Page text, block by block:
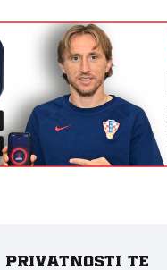
privatnosti te